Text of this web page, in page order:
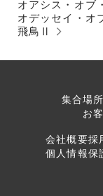
オアシス・オブ
オデッセイ・オ
飛鳥Ⅱ
集合場
お
会社概要採
個人情報保